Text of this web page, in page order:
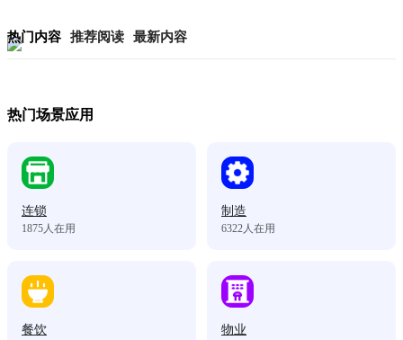
热门内容 推荐阅读 最新内容
热门场景应用
连锁
1875 人在用
制造
6322 人在用
餐饮 物业